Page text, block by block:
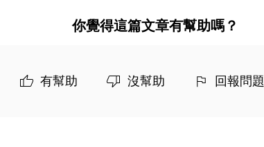
你覺得這篇文章有幫助嗎？
有幫助 沒幫助 回報問題